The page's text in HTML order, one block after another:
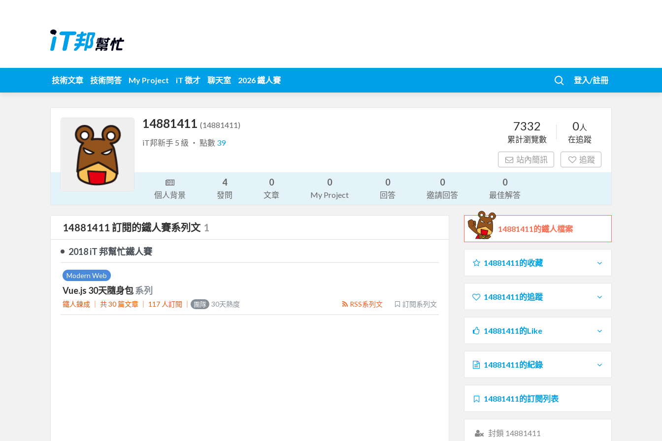
技術文章 技術問答 My Project iT 徵才 聊天室 2026 鐵人賽 登入/註冊
14881411 (14881411)
iT邦新手 5 級 ‧ 點數 39
7332
累計瀏覽數
0人
在追蹤
站內簡訊 追蹤
個人背景
4
發問
0
文章
0
My Project
0
回答
0
邀請回答
0
最佳解答
14881411 訂閱的鐵人賽系列文 1
2018 iT 邦幫忙鐵人賽
Modern Web
Vue.js 30天隨身包系列
鐵人鍊成 ｜ 共 30 篇文章 ｜ 117 人訂閱 訂閱系列文
RSS系列文
團隊 30天熱度
14881411的鐵人檔案
14881411的收藏
14881411的追蹤
14881411的Like
14881411的紀錄
14881411的訂閱列表
封鎖 14881411